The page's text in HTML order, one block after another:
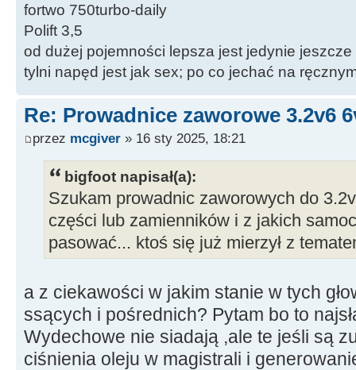
fortwo 750turbo-daily
Polift 3,5
od dużej pojemności lepsza jest jedynie jeszcze
tylni napęd jest jak sex; po co jechać na
Re: Prowadnice zaworowe 3.2v6
przez mcgiver » 16 sty 2025, 18:21
bigfoot napisał(a):
Szukam prowadnic zaworowych do
części lub zamienników i z jakich
pasować... ktoś się już mierzył z
a z ciekawości w jakim stanie w tych
ssących i pośrednich? Pytam bo to
Wydechowe nie siadają ,ale te jeśli są
ciśnienia oleju w magistrali i